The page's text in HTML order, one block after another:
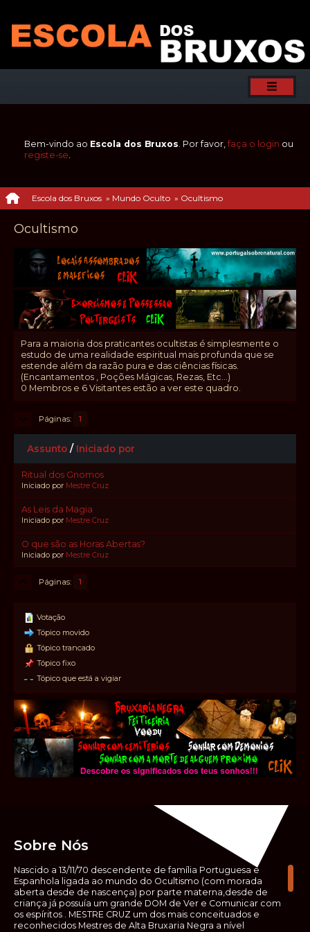
Bem-vindo ao Escola dos Bruxos. Por favor, faça o login ou
registe-se.
Escola dos Bruxos » Mundo Oculto » Ocultismo
Ocultismo
Para a maioria dos praticantes ocultistas é simplesmente o
estudo de uma realidade espiritual mais profunda que se
estende além da razão pura e das ciências físicas.
(Encantamentos , Poções Mágicas, Rezas, Etc...)
0 Membros e 6 Visitantes estão a ver este quadro.
Páginas 1
Assunto / Iniciado por
Ritual dos Gnomos
Iniciado por Mestre Cruz
As Leis da Magia
Iniciado por Mestre Cruz
O que são as Horas Abertas?
Iniciado por Mestre Cruz
Páginas 1
Votação
Tópico movido
Tópico trancado
Tópico fixo
Tópico que está a vigiar
Sobre Nós
Nascido a 13/11/70 descendente de família Portuguesa e
Espanhola ligada ao mundo do Ocultismo (com morada
aberta desde de nascença) por parte materna,desde de
criança já possuía um grande DOM de Ver e Comunicar com
os espíritos . MESTRE CRUZ um dos mais conceituados e
reconhecidos Mestres de Alta Bruxaria Negra a nível